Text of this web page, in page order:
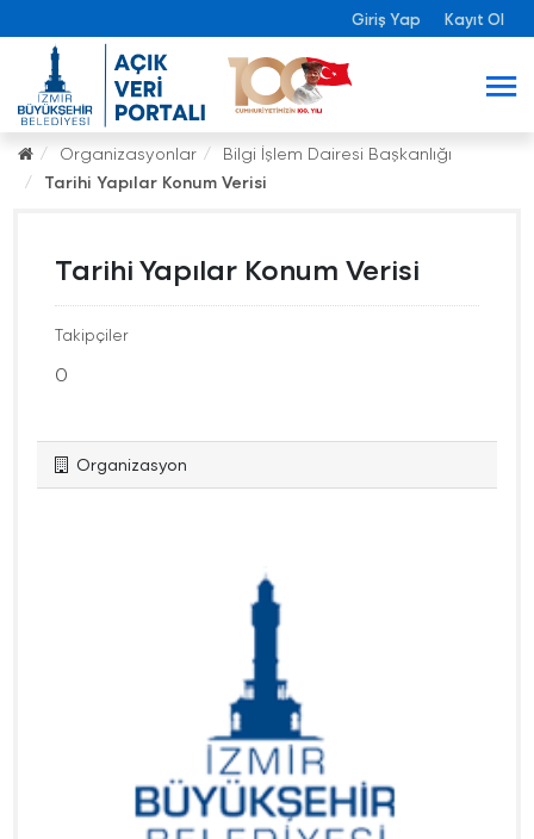
Giriş Yap Kayıt Ol
Organizasyonlar
Bilgi İşlem Dairesi Başkanlığı
Tarihi Yapılar Konum Verisi
Tarihi Yapılar Konum Verisi
Takipçiler
0
Organizasyon